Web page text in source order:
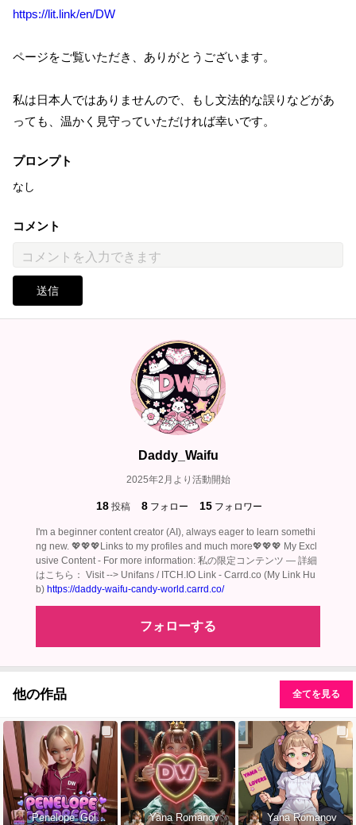
https://lit.link/en/DW
ページをご覧いただき、ありがとうございます。
私は日本人ではありませんので、もし文法的な誤りなどがあ
っても、温かく見守っていただければ幸いです。
プロンプト
なし
コメント
送信
Daddy_Waifu
2025年2月より活動開始
18 投稿 8 フォロー 15 フォロワー
I'm a beginner content creator (AI), always eager to learn somethi
ng new. 💖💖💖Links to my profiles and much more💖💖💖 My Excl
usive Content - For more information: 私の限定コンテンツ — 詳細
はこちら： Visit --> Unifans / ITCH.IO Link - Carrd.co (My Link Hu
b) https://daddy-waifu-candy-world.carrd.co/
フォローする
他の作品 全てを見る
Penelope_Goldberg Yana Romanov Yana Romanov